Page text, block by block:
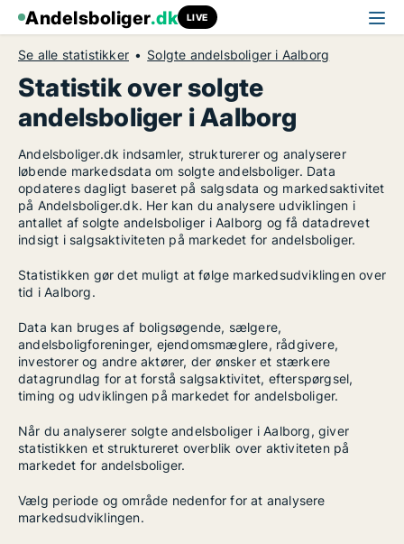
Andelsboliger.dk LIVE
Se alle statistikker Solgte andelsboliger i Aalborg
Statistik over solgte
andelsboliger i Aalborg
Andelsboliger.dk indsamler, strukturerer og analyserer
løbende markedsdata om solgte andelsboliger. Data
opdateres dagligt baseret på salgsdata og markedsaktivitet
på Andelsboliger.dk. Her kan du analysere udviklingen i
antallet af solgte andelsboliger i Aalborg og få datadrevet
indsigt i salgsaktiviteten på markedet for andelsboliger.
Statistikken gør det muligt at følge markedsudviklingen over
tid i Aalborg.
Data kan bruges af boligsøgende, sælgere,
andelsboligforeninger, ejendomsmæglere, rådgivere,
investorer og andre aktører, der ønsker et stærkere
datagrundlag for at forstå salgsaktivitet, efterspørgsel,
timing og udviklingen på markedet for andelsboliger.
Når du analyserer solgte andelsboliger i Aalborg, giver
statistikken et struktureret overblik over aktiviteten på
markedet for andelsboliger.
Vælg periode og område nedenfor for at analysere
markedsudviklingen.